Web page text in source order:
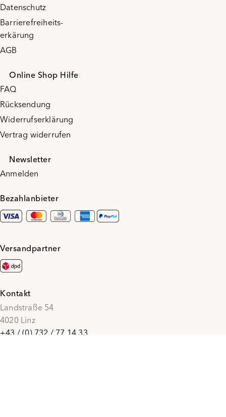
Datenschutz
Barrierefreiheits-
erkärung
AGB
Online Shop Hilfe
FAQ
Rücksendung
Widerrufserklärung
Vertrag widerrufen
Newsletter
Anmelden
Bezahlanbieter
Versandpartner
Kontakt
Landstraße 54
4020 Linz
+43 / (0) 732 / 77 14 33